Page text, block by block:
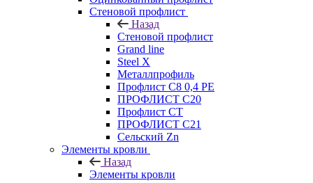
Стеновой профлист
Назад
Стеновой профлист
Grand line
Steel X
Металлпрофиль
Профлист С8 0,4 РЕ
ПРОФЛИСТ С20
Профлист СТ
ПРОФЛИСТ С21
Сельский Zn
Элементы кровли
Назад
Элементы кровли